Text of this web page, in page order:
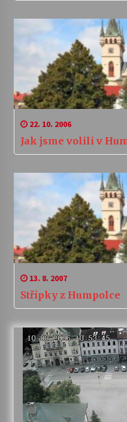
22. 10. 2006
Jak jsme volili v
13. 8. 2007
Střípky z Humpolce